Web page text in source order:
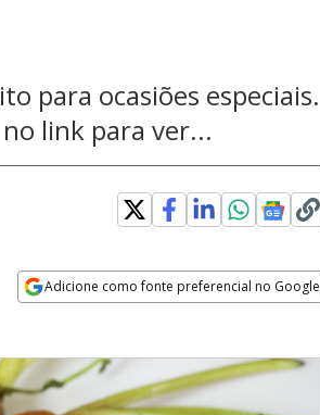
para ocasiões especiais.
link para ver...
Adicione como fonte preferencial no Google